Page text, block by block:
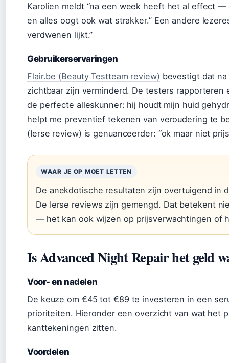
Karolien meldt “na een week heeft het al effect —
en alles oogt ook wat strakker.” Een andere
verdwenen lijkt.”
Gebruikerservaringen
Flair.be (Beauty Testteam review) bevestigt dat
zichtbaar zijn verminderd. De testers rapporteren
de perfecte alleskunner: hij houdt mijn huid
helpt me preventief tekenen van veroudering te
(Ierse review) is genuanceerder: “ok maar niet
WAAR JE OP MOET LETTEN
De anekdotische resultaten zijn overtuigend in
De Ierse reviews zijn gemengd. Dat betekent
— het kan ook wijzen op prijsverwachtingen of
Is Advanced Night Repair het geld
Voor- en nadelen
De keuze om €45 tot €89 te investeren in een
prioriteiten. Hieronder een overzicht van wat het
kanttekeningen zitten.
Voordelen